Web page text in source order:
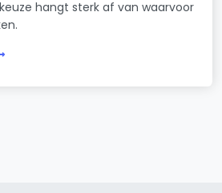
hangt sterk af van waarvoor